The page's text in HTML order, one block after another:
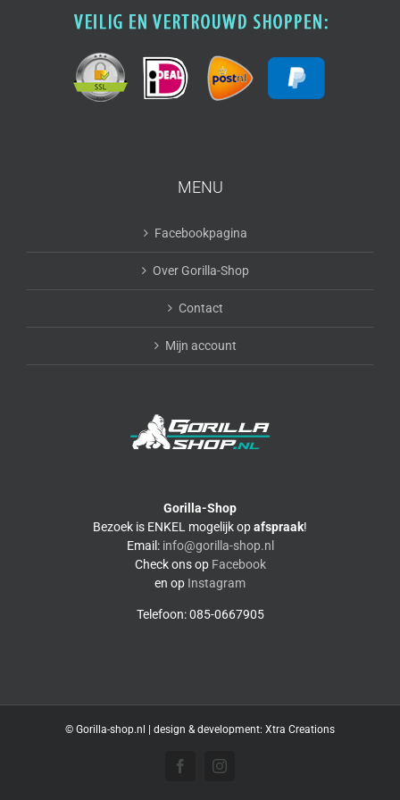
MENU
Facebookpagina
Over Gorilla-Shop
Contact
Mijn account
Gorilla-Shop
Bezoek is ENKEL mogelijk opafspraak!
Email: info@gorilla-shop.nl
Check ons op Facebook
en op Instagram
Telefoon: 085-0667905
© Gorilla-shop.nl | design & development: Xtra Creations
FacebookInstagram